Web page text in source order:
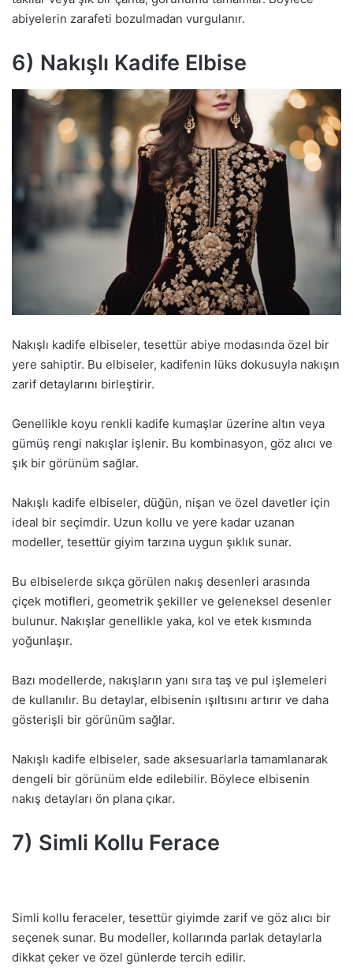
abiyelerin zarafeti bozulmadan vurgulanır.
6) Nakışlı Kadife Elbise
Nakışlı kadife elbiseler, tesettür abiye modasında özel bir
yere sahiptir. Bu elbiseler, kadifenin lüks dokusuyla nakışın
zarif detaylarını birleştirir.
Genellikle koyu renkli kadife kumaşlar üzerine altın veya
gümüş rengi nakışlar işlenir. Bu kombinasyon, göz alıcı ve
şık bir görünüm sağlar.
Nakışlı kadife elbiseler, düğün, nişan ve özel davetler için
ideal bir seçimdir. Uzun kollu ve yere kadar uzanan
modeller, tesettür giyim tarzına uygun şıklık sunar.
Bu elbiselerde sıkça görülen nakış desenleri arasında
çiçek motifleri, geometrik şekiller ve geleneksel desenler
bulunur. Nakışlar genellikle yaka, kol ve etek kısmında
yoğunlaşır.
Bazı modellerde, nakışların yanı sıra taş ve pul işlemeleri
de kullanılır. Bu detaylar, elbisenin ışıltısını artırır ve daha
gösterişli bir görünüm sağlar.
Nakışlı kadife elbiseler, sade aksesuarlarla tamamlanarak
dengeli bir görünüm elde edilebilir. Böylece elbisenin
nakış detayları ön plana çıkar.
7) Simli Kollu Ferace
Simli kollu feraceler, tesettür giyimde zarif ve göz alıcı bir
seçenek sunar. Bu modeller, kollarında parlak detaylarla
dikkat çeker ve özel günlerde tercih edilir.